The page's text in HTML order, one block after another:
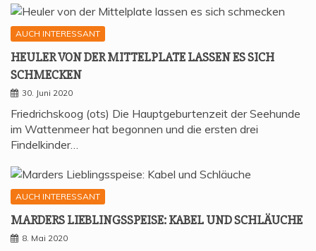
AUCH INTERESSANT
HEU­LER VON DER MIT­TEL­P­LA­TE LAS­SEN ES SICH
SCHMECKEN
30. Juni 2020
Friedrichskoog (ots) Die Hauptgeburtenzeit der Seehunde
im Wattenmeer hat begonnen und die ersten drei
Findelkinder…
AUCH INTERESSANT
MAR­DERS LIEB­LINGS­SPEI­SE: KABEL UND SCHLÄUCHE
8. Mai 2020